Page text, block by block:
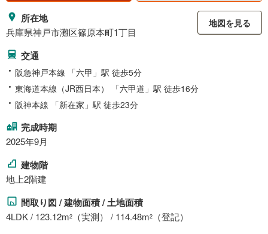
所在地
兵庫県神戸市灘区篠原本町1丁目
地図を見る
交通
阪急神戸本線 「六甲」駅 徒歩5分
東海道本線（JR西日本） 「六甲道」駅 徒歩16分
阪神本線 「新在家」駅 徒歩23分
完成時期
2025年9月
建物階
地上2階建
間取り図 / 建物面積 / 土地面積
4LDK / 123.12m2 （実測） / 114.48m2 （登記）